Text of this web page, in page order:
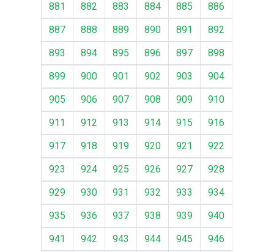
881
882 883 884 885
886
887
888 889 890 891
892
893
894 895 896 897
898
899
900 901 902 903
904
905
906 907 908 909
910
911
912 913 914 915
916
917
918 919 920 921
922
923
924 925 926 927
928
929
930 931 932 933
934
935
936 937 938 939
940
941
942 943 944 945
946